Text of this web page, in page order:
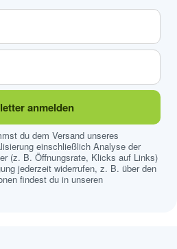
anmelden
du dem Versand unseres
einschließlich Analyse der
(z. B. Öffnungsrate, Klicks auf Links)
jederzeit widerrufen, z. B. über den
findest du in unseren